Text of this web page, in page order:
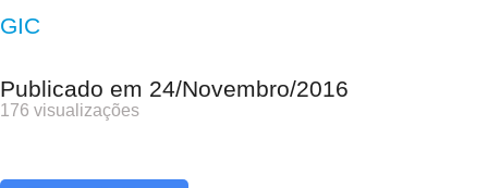
GIC
Publicado em 24/Novembro/2016
176 visualizações